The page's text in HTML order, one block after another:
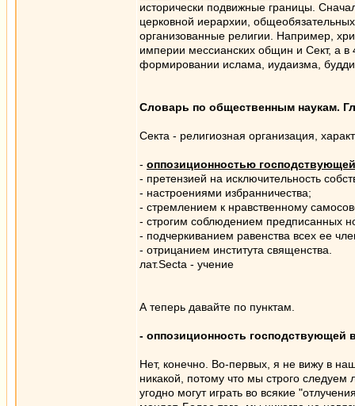
исторически подвижные границы.
церковной иерархии,
организованные религии. Например,
империи мессианских общин и Сект, а
формировании ислама, иудаизма,
Словарь по общественным наукам.
Секта - религиозная организация,
- оппозиционностью
- претензией на исключительность
- настроениями избранничества;
- стремлением к нравственному
- строгим соблюдением предписанных
- подчеркиванием равенства всех ее
- отрицанием института священства.
лат.Secta - учение
А теперь давайте по пунктам.
- оппозиционность господствующей
Нет, конечно. Во-первых, я не вижу в
никакой, потому что мы строго
угодно могут играть во всякие